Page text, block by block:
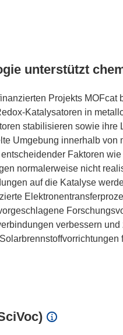
unterstützt
Projekts MOFcat
Katalysatoren in
stabilisieren sowie ihre
Umgebung innerhalb von
Faktoren
normalerweise nicht
auf die Katalyse
verbessern